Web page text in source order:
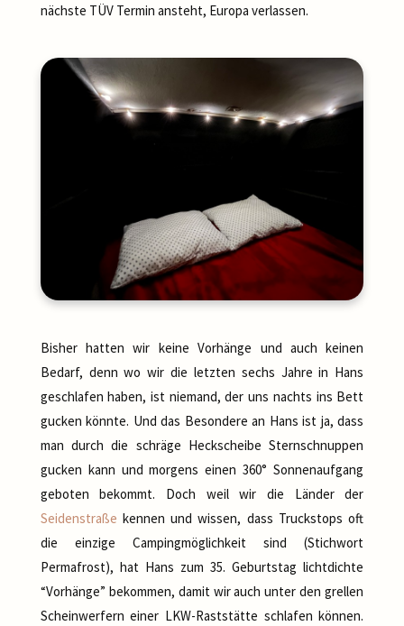
nächste TÜV Termin ansteht, Europa verlassen.
Bisher hatten wir keine Vorhänge und auch keinen
Bedarf, denn wo wir die letzten sechs Jahre in Hans
geschlafen haben, ist niemand, der uns nachts ins Bett
gucken könnte. Und das Besondere an Hans ist ja, dass
man durch die schräge Heckscheibe Sternschnuppen
gucken kann und morgens einen 360° Sonnenaufgang
geboten bekommt. Doch weil wir die Länder der
Seidenstraße kennen und wissen, dass Truckstops oft
die einzige Campingmöglichkeit sind (Stichwort
Permafrost), hat Hans zum 35. Geburtstag lichtdichte
“Vorhänge” bekommen, damit wir auch unter den grellen
Scheinwerfern einer LKW-Raststätte schlafen können.